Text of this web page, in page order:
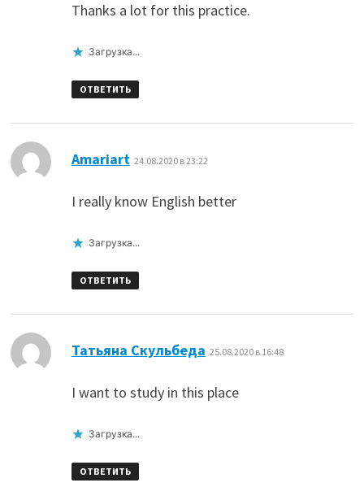
Thanks a lot for this practice.
Загрузка...
ОТВЕТИТЬ
Amariart 24.08.2020 в 23:22
I really know English better
Загрузка...
ОТВЕТИТЬ
Татьяна Скульбеда 25.08.2020 в 16:48
I want to study in this place
Загрузка...
ОТВЕТИТЬ